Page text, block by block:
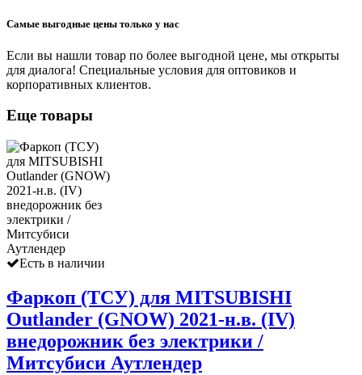
Самые выгодные цены только у нас
Если вы нашли товар по более выгодной цене, мы открыты
для диалога! Специальные условия для оптовиков и
корпоративных клиентов.
Еще товары
Есть в наличии
Фаркоп (ТСУ) для MITSUBISHI
Outlander (GNOW) 2021-н.в. (IV)
внедорожник без электрики /
Митсубиси Аутлендер